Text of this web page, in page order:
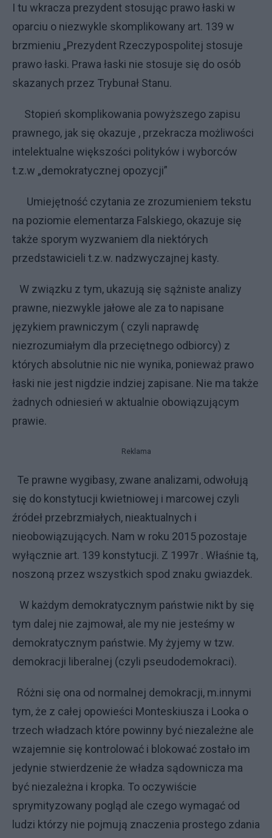
I tu wkracza prezydent stosując prawo łaski w
oparciu o niezwykle skomplikowany art. 139 w
brzmieniu „Prezydent Rzeczypospolitej stosuje
prawo łaski. Prawa łaski nie stosuje się do osób
skazanych przez Trybunał Stanu.
Stopień skomplikowania powyższego zapisu
prawnego, jak się okazuje , przekracza możliwości
intelektualne większości polityków i wyborców
t.z.w „demokratycznej opozycji”
Umiejętność czytania ze zrozumieniem tekstu
na poziomie elementarza Falskiego, okazuje się
także sporym wyzwaniem dla niektórych
przedstawicieli t.z.w. nadzwyczajnej kasty.
W związku z tym, ukazują się sążniste analizy
prawne, niezwykle jałowe ale za to napisane
językiem prawniczym ( czyli naprawdę
niezrozumiałym dla przeciętnego odbiorcy) z
których absolutnie nic nie wynika, ponieważ prawo
łaski nie jest nigdzie indziej zapisane. Nie ma także
żadnych odniesień w aktualnie obowiązującym
prawie.
Reklama
Te prawne wygibasy, zwane analizami, odwołują
się do konstytucji kwietniowej i marcowej czyli
źródeł przebrzmiałych, nieaktualnych i
nieobowiązujących. Nam w roku 2015 pozostaje
wyłącznie art. 139 konstytucji. Z 1997r . Właśnie tą,
noszoną przez wszystkich spod znaku gwiazdek.
W każdym demokratycznym państwie nikt by się
tym dalej nie zajmował, ale my nie jesteśmy w
demokratycznym państwie. My żyjemy w tzw.
demokracji liberalnej (czyli pseudodemokraci).
Różni się ona od normalnej demokracji, m.innymi
tym, że z całej opowieści Monteskiusza i Looka o
trzech władzach które powinny być niezależne ale
wzajemnie się kontrolować i blokować zostało im
jedynie stwierdzenie że władza sądownicza ma
być niezależna i kropka. To oczywiście
sprymityzowany pogląd ale czego wymagać od
ludzi którzy nie pojmują znaczenia prostego zdania